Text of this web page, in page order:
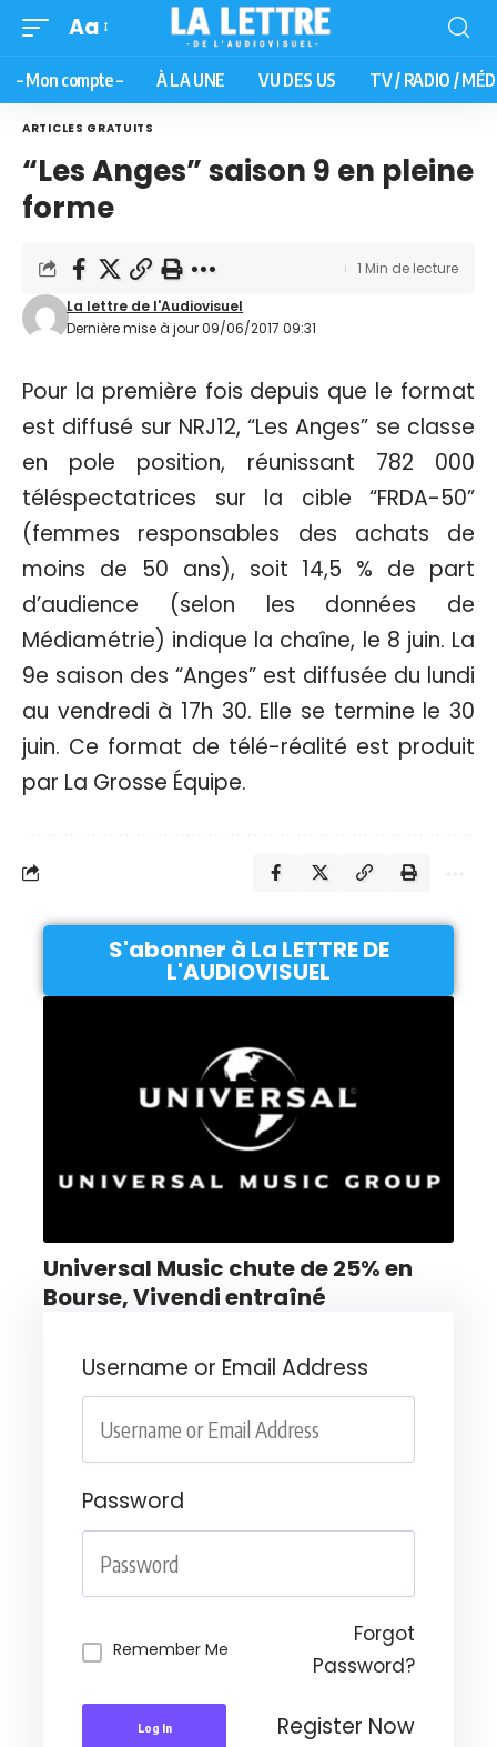
Aa
– Mon compte – À LA UNE VU DES US TV / RADIO /
ARTICLES GRATUITS
“Les Anges” saison 9 en pleine
forme
Dernière mise à jour 09/06/2017 09:31
La lettre de l'Audiovisuel
1 Min de lecture
Pour la première fois depuis que le format
est diffusé sur NRJ12, “Les Anges” se classe
en pole position, réunissant 782 000
téléspectatrices sur la cible “FRDA-50”
(femmes responsables des achats de
moins de 50 ans), soit 14,5 % de part
d’audience (selon les données de
Médiamétrie) indique la chaîne, le 8 juin. La
9e saison des “Anges” est diffusée du lundi
au vendredi à 17h 30. Elle se termine le 30
juin. Ce format de télé-réalité est produit
par La Grosse Équipe.
S'abonner à La LETTRE DE
L'AUDIOVISUEL
Universal Music chute de 25% en
Bourse, Vivendi entraîné
Username or Email Address
Password
Remember Me
Forgot
Password?
Log In Register Now